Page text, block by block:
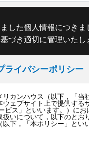
した個人情報につきま
づき適切に管理いたし
ライバシーポリシー
カンハウス（以下，「当
ウェブサイト上で提供する
ビス」といいます。）にお
扱いについて，以下のとお
下，「本ポリシー」とい